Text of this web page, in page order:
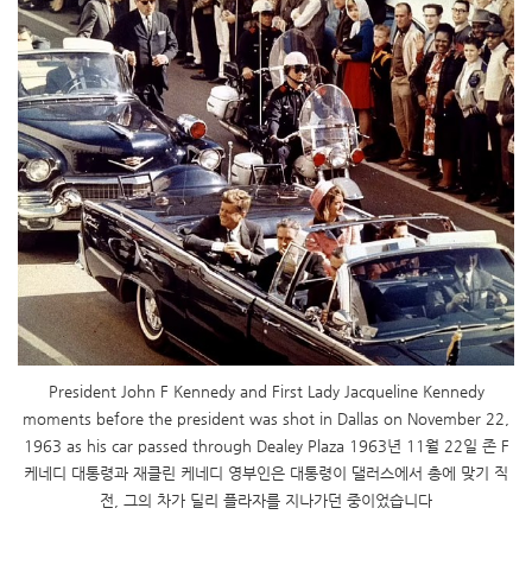
President John F Kennedy and First Lady Jacqueline Kennedy
moments before the president was shot in Dallas on November 22,
1963 as his car passed through Dealey Plaza 1963년 11월 22일 존 F
케네디 대통령과 재클린 케네디 영부인은 대통령이 댈러스에서 총에 맞기 직
전, 그의 차가 딜리 플라자를 지나가던 중이었습니다